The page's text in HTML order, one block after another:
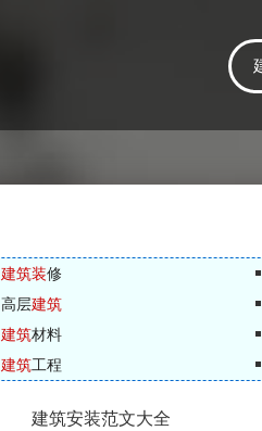
建筑装修
高层建筑
建筑材料
建筑工程
建筑安装范文大全